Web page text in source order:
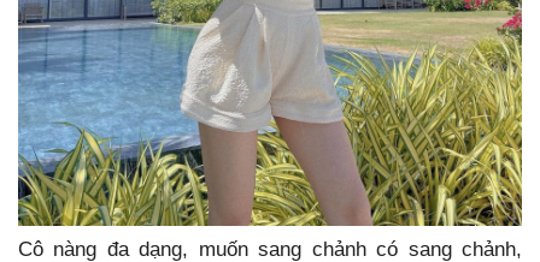
Cô nàng đa dạng, muốn sang chảnh có sang chảnh,